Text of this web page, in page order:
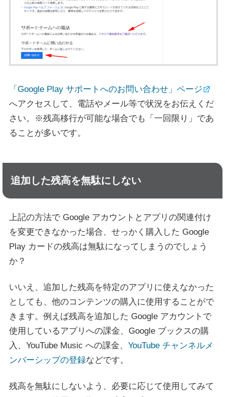
「Google Play サポートへのお問い合わせ」ページ
へアクセスして、電話やメール等で状況をお伝えくだ
さい。※残高移行が可能な場合でも「一回限り」であ
ることが多いです。
追加した残高を無駄にしない
上記の方法で Google アカウントとアプリの関連付け
を変更できなかった場合、せっかく購入した Google
Play カードの残高は無駄になってしまうのでしょう
か？
いいえ、追加した残高を特定のアプリに使えなかった
としても、他のコンテンツの購入に使用することがで
きます。例えば残高を追加した Google アカウントで
使用しているアプリへの課金、Google ブックスの購
入、YouTube Music への課金、 YouTube チャンネルメ
ンバーシップの登録などです。
残高を無駄にしないよう、必要に応じて使用してみて